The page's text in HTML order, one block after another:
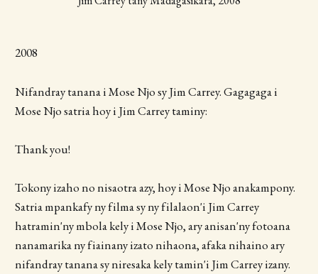
2008
Nifandray tanana i Mose Njo sy Jim Carrey. Gagagaga i
Mose Njo satria hoy i Jim Carrey taminy:
Thank you!
Tokony izaho no nisaotra azy, hoy i Mose Njo anakampony.
Satria mpankafy ny filma sy ny filalaon'i Jim Carrey
hatramin'ny mbola kely i Mose Njo, ary anisan'ny fotoana
nanamarika ny fiainany izato nihaona, afaka nihaino ary
nifandray tanana sy niresaka kely tamin'i Jim Carrey izany.